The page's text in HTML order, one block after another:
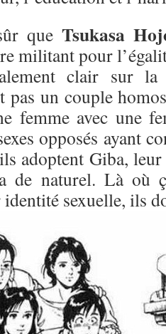
queTsukasa
militant pour
clair sur
pas un couple
femme avec une
opposés ayant
adoptent Giba, leur
de naturel. Là où
identité sexuelle, ils